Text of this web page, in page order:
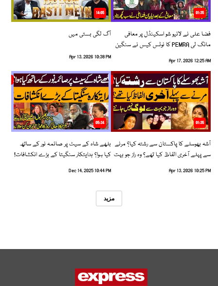
01:35
فضا علی نے لائیو شو اسکینڈل پر معافی
مانگ لی PEMRA کا نوٹس کیس نے سنگین
Apr 17, 2026 12:25 AM
14:05
آگ لگی بستی میں
Apr 13, 2026 10:38 PM
01:35
آشہ بھوسلے کا پاکستان سے رشتہ کیا؟ مرنے
سے پہلے آخری الفاظ کیا تھے؟ وہ راز جو بہت
Apr 13, 2026 10:25 PM
05:34
بلھے شاہ کے سیٹ پر صائمہ نور کے ساتھ
کیا ہوا؟ ہدایتکار سنگیتا کے بڑے انکشافات!
Dec 14, 2025 10:44 PM
مزید